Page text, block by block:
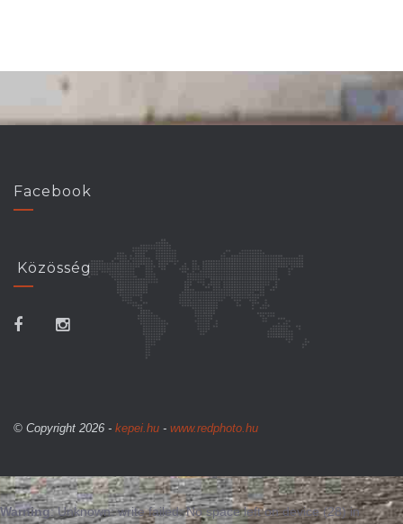
Facebook
Közösség
© Copyright 2026 - kepei.hu - www.redphoto.hu
Warning: Unknown: write failed: No space left on device (28) in